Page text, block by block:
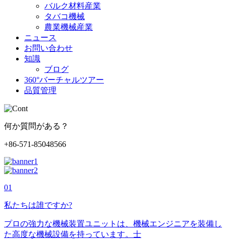
バルク材料産業
タバコ機械
農業機械産業
ニュース
お問い合わせ
知識
ブログ
360°バーチャルツアー
品質管理
何か質問がある？
+86-571-85048566
01
私たちは誰ですか?
プロの強力な機械装置ユニットは、機械エンジニアを装備し
た高度な機械設備を持っています。士